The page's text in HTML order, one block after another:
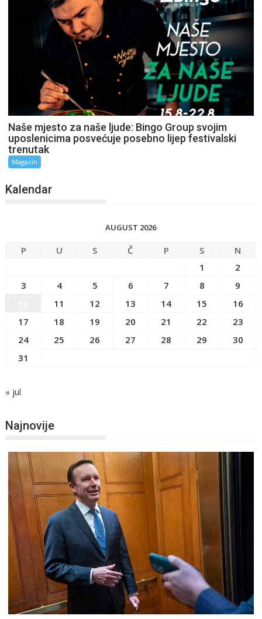
Naše mjesto za naše ljude: Bingo Group svojim
uposlenicima posvećuje posebno lijep festivalski
trenutak
Magazin
Kalendar
AUGUST 2026
P U S Č P S
N
1
2
3
4 5 6 7 8
9
11 12 13 14 15
16
17
18 19 20 21 22
23
24
25 26 27 28 29
30
31
« jul
Najnovije